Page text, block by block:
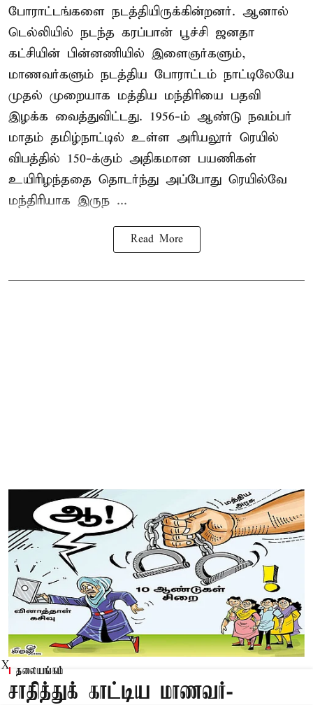
போராட்டங்களை நடத்தியிருக்கின்றனர். ஆனால்
டெல்லியில் நடந்த கரப்பான் பூச்சி ஜனதா
கட்சியின் பின்னணியில் இளைஞர்களும்,
மாணவர்களும் நடத்திய போராட்டம் நாட்டிலேயே
முதல் முறையாக மத்திய மந்திரியை பதவி
இழக்க வைத்துவிட்டது. 1956-ம் ஆண்டு நவம்பர்
மாதம் தமிழ்நாட்டில் உள்ள அரியலூர் ரெயில்
விபத்தில் 150-க்கும் அதிகமான பயணிகள்
உயிரிழந்ததை தொடர்ந்து அப்போது ரெயில்வே
மந்திரியாக இருந ...
Read More
தலையங்கம்
சாதித்துக் காட்டிய மாணவர்-
X